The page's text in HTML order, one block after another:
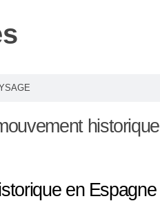
historique
en Espagne